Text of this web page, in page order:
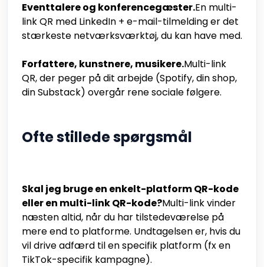
Eventtalere og konferencegæster.En multi-
link QR med LinkedIn + e-mail-tilmelding er det
stærkeste netværksværktøj, du kan have med.
Forfattere, kunstnere, musikere.Multi-link
QR, der peger på dit arbejde (Spotify, din shop,
din Substack) overgår rene sociale følgere.
Ofte stillede spørgsmål
Skal jeg bruge en enkelt-platform QR-kode
eller en multi-link QR-kode?Multi-link vinder
næsten altid, når du har tilstedeværelse på
mere end to platforme. Undtagelsen er, hvis du
vil drive adfærd til en specifik platform (fx en
TikTok-specifik kampagne).